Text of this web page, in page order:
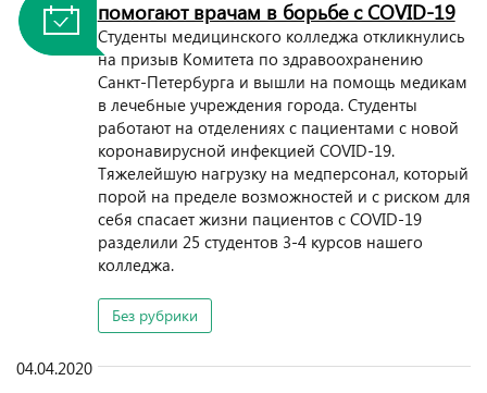
помогают врачам в борьбе с COVID-19
Студенты медицинского колледжа откликнулись
на призыв Комитета по здравоохранению
Санкт-Петербурга и вышли на помощь медикам
в лечебные учреждения города. Студенты
работают на отделениях с пациентами с новой
коронавирусной инфекцией COVID-19.
Тяжелейшую нагрузку на медперсонал, который
порой на пределе возможностей и с риском для
себя спасает жизни пациентов с COVID-19
разделили 25 студентов 3-4 курсов нашего
колледжа.
Без рубрики
04.04.2020